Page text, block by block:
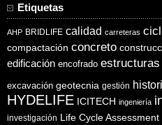
Etiquetas
AHP BRIDLIFE calidad carreteras
compactación concreto
edificación encofrado estructuras
excavación geotecnia gestión
HYDELIFE ICITECH ingeniería
investigación Life Cycle Assessment